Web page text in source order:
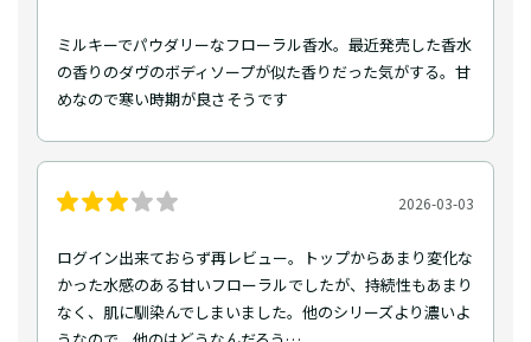
ミルキーでパウダリーなフローラル香水。最近発売した香水
の香りのダヴのボディソープが似た香りだった気がする。甘
めなので寒い時期が良さそうです
2026-03-03
ログイン出来ておらず再レビュー。トップからあまり変化な
かった水感のある甘いフローラルでしたが、持続性もあまり
なく、肌に馴染んでしまいました。他のシリーズより濃いよ